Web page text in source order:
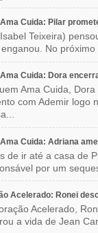
Cuida: Pilar
Teixeira)
No próximo
Cuida: Dora
Ama Cuida,
com Ademir logo
Cuida: Adriana
de ir até a casa de
por um
Acelerado: Ronei
Acelerado,
a vida de Jean